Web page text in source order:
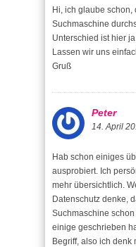
Hi, ich glaube
Suchmaschine
Unterschied ist hier
Lassen wir uns
Gruß
Peter
14. April
Hab schon einiges
ausprobiert. Ich
mehr übersichtlich.
Datenschutz denke,
Suchmaschine
einige geschrieben
Begriff, also ich denk